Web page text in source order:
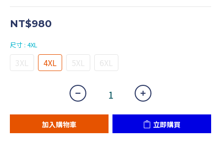
NT$980
尺寸 : 4XL
3XL 4XL 5XL 6XL
加入購物車 立即購買